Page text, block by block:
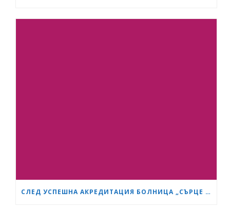
СЛЕД УСПЕШНА АКРЕДИТАЦИЯ БОЛНИЦА „СЪРЦЕ И МОЗЪК“ СТАНА GESEA DIPLOMA CENTER